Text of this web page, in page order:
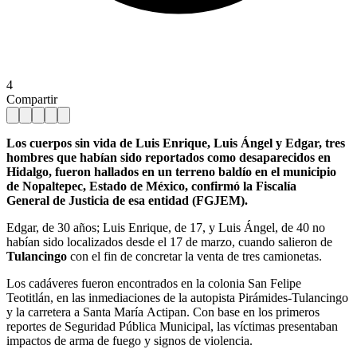
4
Compartir
Los cuerpos sin vida de Luis Enrique, Luis Ángel y Edgar, tres
hombres que habían sido reportados como desaparecidos en
Hidalgo, fueron hallados en un terreno baldío en el municipio
de Nopaltepec, Estado de México, confirmó la Fiscalía
General de Justicia de esa entidad (FGJEM).
Edgar, de 30 años; Luis Enrique, de 17, y Luis Ángel, de 40 no
habían sido localizados desde el 17 de marzo, cuando salieron de
Tulancingo con el fin de concretar la venta de tres camionetas.
Los cadáveres fueron encontrados en la colonia San Felipe
Teotitlán, en las inmediaciones de la autopista Pirámides-Tulancingo
y la carretera a Santa María Actipan. Con base en los primeros
reportes de Seguridad Pública Municipal, las víctimas presentaban
impactos de arma de fuego y signos de violencia.